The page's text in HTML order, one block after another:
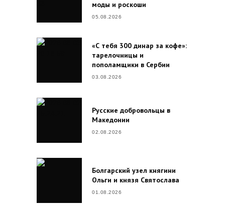
моды и роскоши
05.08.2026
«С тебя 300 динар за кофе»:
тарелочницы и
пополамщики в Сербии
03.08.2026
Русские добровольцы в
Македонии
02.08.2026
Болгарский узел княгини
Ольги и князя Святослава
01.08.2026